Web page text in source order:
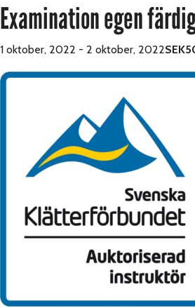
Examination egen
1 oktober, 2022 - 2 oktober, 2022